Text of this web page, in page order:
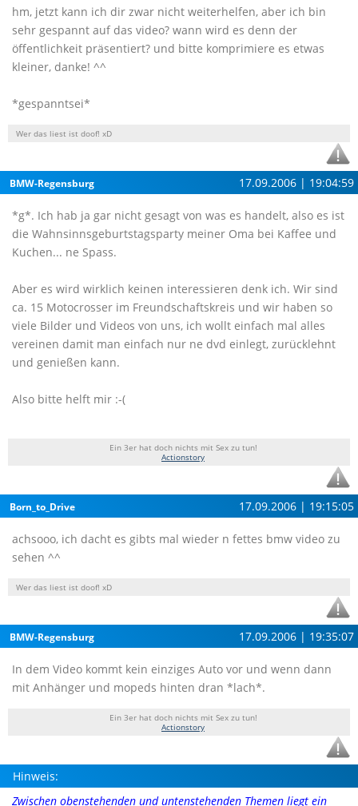
hm, jetzt kann ich dir zwar nicht weiterhelfen, aber ich bin
sehr gespannt auf das video? wann wird es denn der
öffentlichkeit präsentiert? und bitte komprimiere es etwas
kleiner, danke! ^^
*gespanntsei*
Wer das liest ist doof! xD
BMW-Regensburg 17.09.2006 | 19:04:59
*g*. Ich hab ja gar nicht gesagt von was es handelt, also es ist
die Wahnsinnsgeburtstagsparty meiner Oma bei Kaffee und
Kuchen... ne Spass.
Aber es wird wirklich keinen interessieren denk ich. Wir sind
ca. 15 Motocrosser im Freundschaftskreis und wir haben so
viele Bilder und Videos von uns, ich wollt einfach mal alles
vereinen damit man einfach nur ne dvd einlegt, zurücklehnt
und genießen kann.
Also bitte helft mir :-(
Ein 3er hat doch nichts mit Sex zu tun!
Actionstory
Born_to_Drive 17.09.2006 | 19:15:05
achsooo, ich dacht es gibts mal wieder n fettes bmw video zu
sehen ^^
Wer das liest ist doof! xD
BMW-Regensburg 17.09.2006 | 19:35:07
In dem Video kommt kein einziges Auto vor und wenn dann
mit Anhänger und mopeds hinten dran *lach*.
Ein 3er hat doch nichts mit Sex zu tun!
Actionstory
Hinweis:
Zwischen obenstehenden und untenstehenden Themen liegt ein